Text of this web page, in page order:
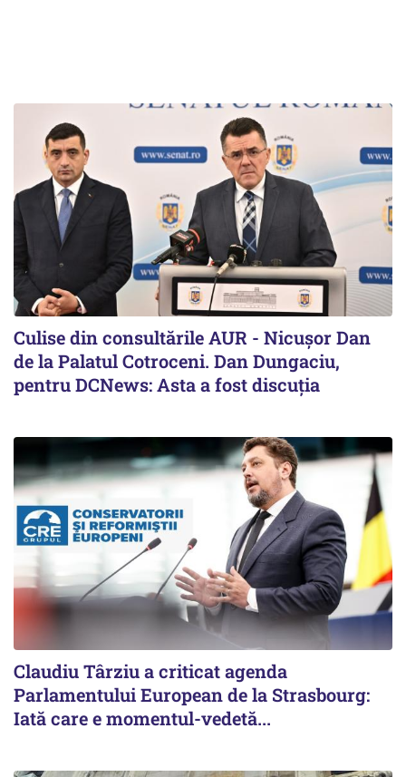
Culise din consultările AUR - Nicușor Dan
de la Palatul Cotroceni. Dan Dungaciu,
pentru DCNews: Asta a fost discuția
Claudiu Târziu a criticat agenda
Parlamentului European de la Strasbourg:
Iată care e momentul-vedetă...